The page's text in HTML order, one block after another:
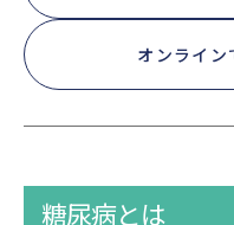
オンライン
糖尿病とは